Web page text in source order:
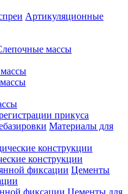
Артикуляционные
массы
прикуса
Материалы для
конструкции
Цементы
Цементы для